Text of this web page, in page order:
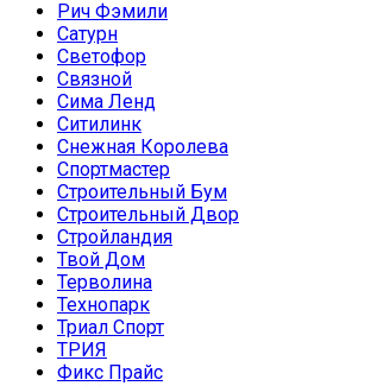
Рич Фэмили
Сатурн
Светофор
Связной
Сима Ленд
Ситилинк
Снежная Королева
Спортмастер
Строительный Бум
Строительный Двор
Стройландия
Твой Дом
Терволина
Технопарк
Триал Спорт
ТРИЯ
Фикс Прайс